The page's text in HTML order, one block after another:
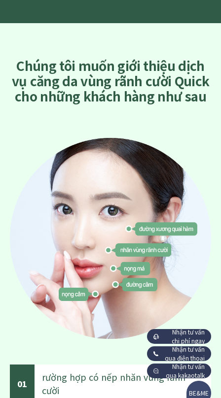
Nhận tư vấn
chi phí ngay
Nhận tư vấn
qua điện thoại
Nhận tư vấn
qua kakaotalk
BE&ME
Chúng tôi muốn giới thiệu dịch
vụ căng da vùng rãnh cười Quick
cho những khách hàng như sau
01
rường hợp có nếp nhăn vùng rãnh
cười